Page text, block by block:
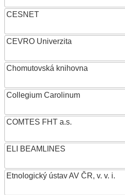
CESNET
CEVRO Univerzita
Chomutovská knihovna
Collegium Carolinum
COMTES FHT a.s.
ELI BEAMLINES
Etnologický ústav AV ČR, v. v. i.